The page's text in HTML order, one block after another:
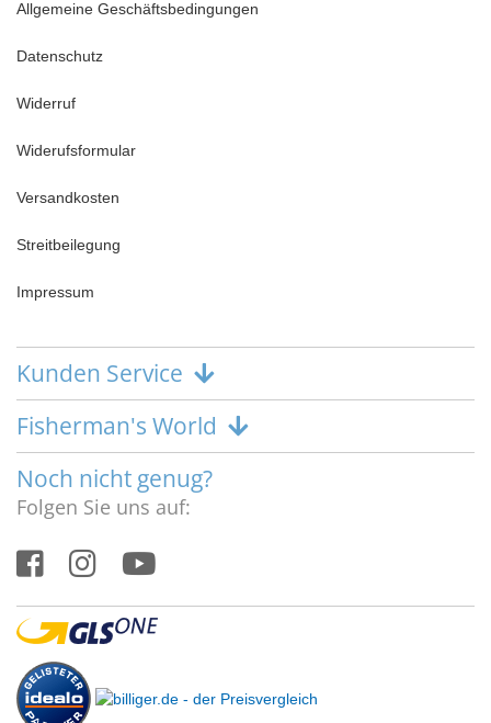
Allgemeine Geschäftsbedingungen
Datenschutz
Widerruf
Widerufsformular
Versandkosten
Streitbeilegung
Impressum
Kunden Service
Fisherman's World
Noch nicht genug?
Folgen Sie uns auf: